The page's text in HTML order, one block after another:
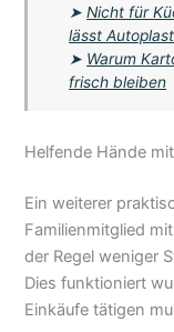
➤Nicht für
lässt
➤ Warum
frisch bleiben
Helfende Hände
Ein weiterer
Familienmitglied
der Regel weniger
Dies funktioniert
Einkäufe tätigen